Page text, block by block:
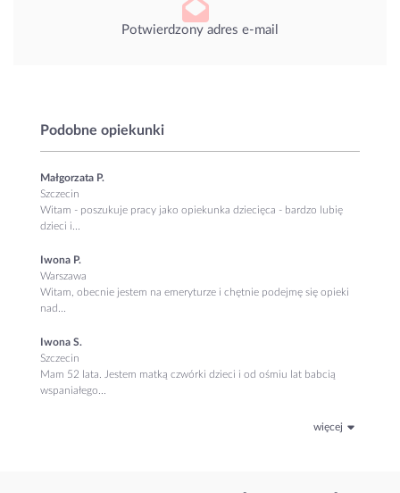
Potwierdzony adres e-mail
Podobne opiekunki
Małgorzata P.
Szczecin
Witam - poszukuje pracy jako opiekunka dziecięca - bardzo lubię
dzieci i...
Iwona P.
Warszawa
Witam, obecnie jestem na emeryturze i chętnie podejmę się opieki
nad...
Iwona S.
Szczecin
Mam 52 lata. Jestem matką czwórki dzieci i od ośmiu lat babcią
wspaniałego...
więcej